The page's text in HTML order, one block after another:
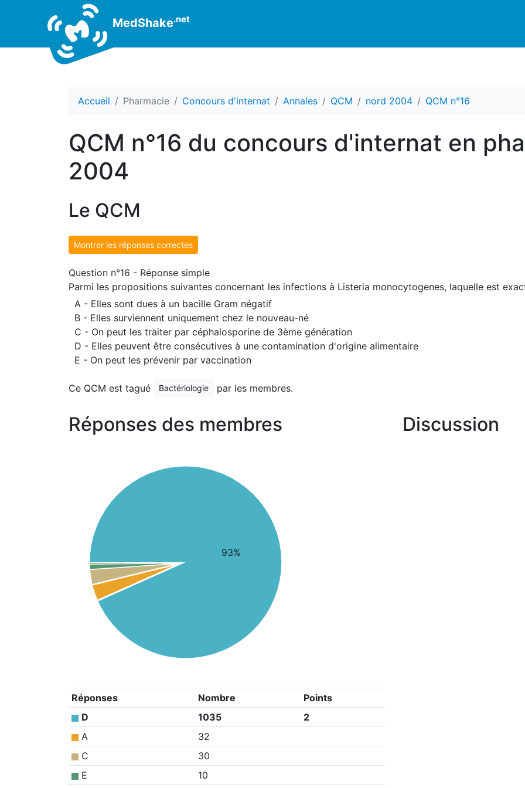
MedShake.net
Accueil Pharmacie Concours d'internat Annales QCM nord 2004 QCM n°16
QCM n°16 du concours d'internat en
2004
Le QCM
Montrer les réponses correctes
Question n°16 - Réponse simple
Parmi les propositions suivantes concernant les infections à Listeria monocytogenes, laquelle est
A - Elles sont dues à un bacille Gram négatif
B - Elles surviennent uniquement chez le nouveau-né
C - On peut les traiter par céphalosporine de 3ème génération
D - Elles peuvent être consécutives à une contamination d'origine alimentaire
E - On peut les prévenir par vaccination
Ce QCM est tagué Bactériologie par les membres.
Réponses des membres
93%
Réponses Nombre
Points
D
1035
2
A
32
C
30
E
10
Discussion